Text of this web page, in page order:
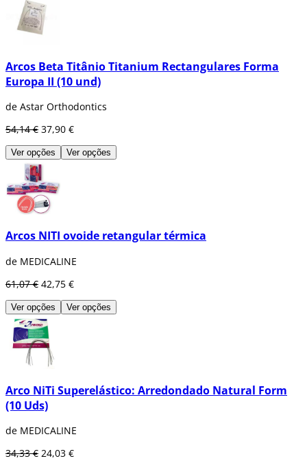
Arcos Beta Titânio Titanium Rectangulares Forma
Europa II (10 und)
de Astar Orthodontics
54,14 € 37,90 €
Ver opções Ver opções
Arcos NITI ovoide retangular térmica
de MEDICALINE
61,07 € 42,75 €
Ver opções Ver opções
Arco NiTi Superelástico: Arredondado Natural Form
(10 Uds)
de MEDICALINE
34,33 € 24,03 €